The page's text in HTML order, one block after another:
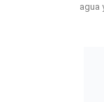
agua